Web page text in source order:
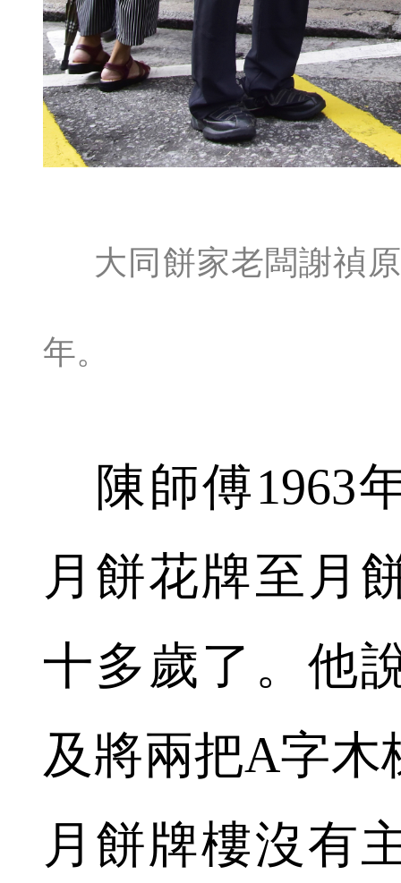
大同餅家老闆謝禎
年。
陳師傅1963
月餅花牌至月
十多歲了。他
及將兩把A字木
月餅牌樓沒有